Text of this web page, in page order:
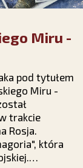
Miru -
pod tytułem
Miru -
trakcie
Rosja.
która